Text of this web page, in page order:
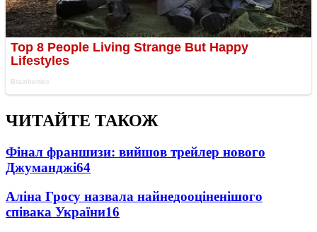
ЧИТАЙТЕ ТАКОЖ
Фінал франшизи: вийшов трейлер нового
Джуманджі64
Аліна Гросу назвала найнедооціненішого
співака України16